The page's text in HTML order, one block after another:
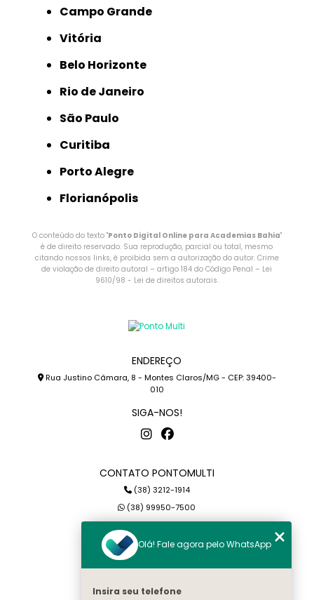
Campo Grande
Vitória
Belo Horizonte
Rio de Janeiro
São Paulo
Curitiba
Porto Alegre
Florianópolis
O conteúdo do texto "Ponto Digital Online para Academias Bahia"
é de direito reservado. Sua reprodução, parcial ou total, mesmo
citando nossos links, é proibida sem a autorização do autor. Crime
de violação de direito autoral – artigo 184 do Código Penal – Lei
9610/98 - Lei de direitos autorais.
ENDEREÇO
Rua Justino Câmara, 8 - Montes Claros/MG - CEP: 39400-
010
SIGA-NOS!
CONTATO PONTOMULTI
(38) 3212-1914
(38) 99950-7500
petterson@pontomulti.com.br
Olá! Fale agora pelo WhatsApp
Insira seu telefone